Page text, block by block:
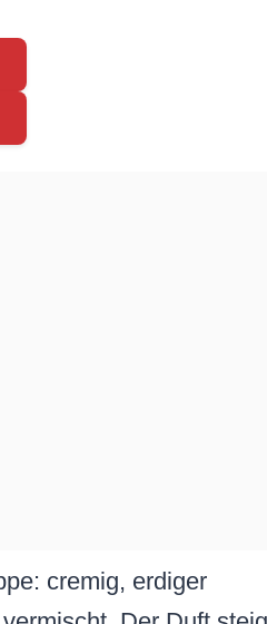
cremig, erdiger